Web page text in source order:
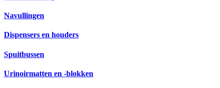
Navullingen
Dispensers en houders
Spuitbussen
Urinoirmatten en -blokken